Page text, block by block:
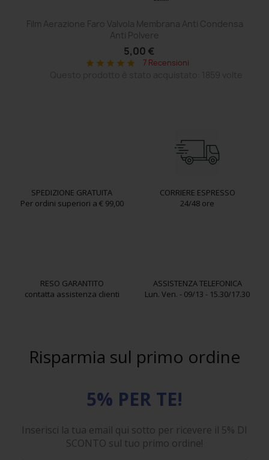
Film Aerazione Faro Valvola Membrana Anti Condensa
Anti Polvere
5,00 €
star star star star star 7 Recensioni
SPEDIZIONE GRATUITA
Per ordini superiori a € 99,00
CORRIERE ESPRESSO
24/48 ore
RESO GARANTITO
contatta assistenza clienti
ASSISTENZA TELEFONICA
Lun. Ven. - 09/13 - 15.30/17.30
Risparmia sul primo ordine
5% PER TE!
Inserisci la tua email qui sotto per ricevere il 5% DI
SCONTO sul tuo primo ordine!